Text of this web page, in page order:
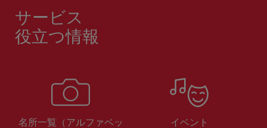
サービス
役立つ情報
名所一覧（アルファベッ
イベント